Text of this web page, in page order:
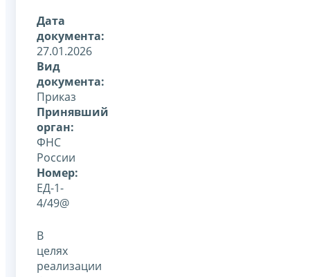
Дата
документа:
27.01.2026
Вид
документа:
Приказ
Принявший
орган:
ФНС
России
Номер:
ЕД-1-
4/49@
В
целях
реализации